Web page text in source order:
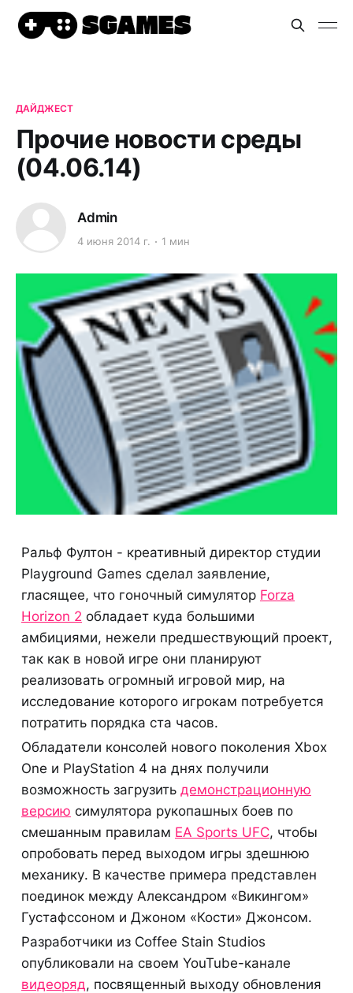
ДАЙДЖЕСТ
Прочие новости среды
(04.06.14)
Admin
4 июня 2014 г. 1 мин
Ральф Фултон - креативный директор студии
Playground Games сделал заявление,
гласящее, что гоночный симулятор Forza
Horizon 2 обладает куда большими
амбициями, нежели предшествующий проект,
так как в новой игре они планируют
реализовать огромный игровой мир, на
исследование которого игрокам потребуется
потратить порядка ста часов.
Обладатели консолей нового поколения Xbox
One и PlayStation 4 на днях получили
возможность загрузить демонстрационную
версию симулятора рукопашных боев по
смешанным правилам EA Sports UFC, чтобы
опробовать перед выходом игры здешнюю
механику. В качестве примера представлен
поединок между Александром «Викингом»
Густафссоном и Джоном «Кости» Джонсом.
Разработчики из Coffee Stain Studios
опубликовали на своем YouTube-канале
видеоряд, посвященный выходу обновления